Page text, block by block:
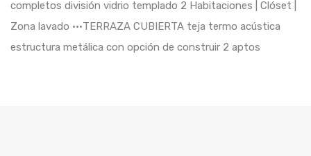
completos división vidrio templado 2 Habitaciones | Clóset |
Zona lavado •••TERRAZA CUBIERTA teja termo acústica
estructura metálica con opción de construir 2 aptos